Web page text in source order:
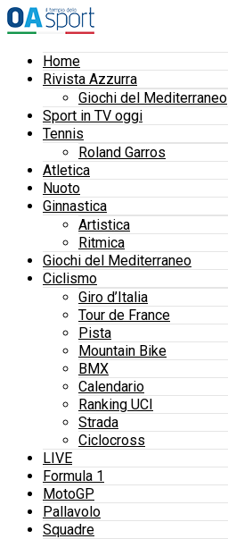
Home
Rivista Azzurra
Giochi del Mediterraneo
Sport in TV oggi
Tennis
Roland Garros
Atletica
Nuoto
Ginnastica
Artistica
Ritmica
Giochi del Mediterraneo
Ciclismo
Giro d’Italia
Tour de France
Pista
Mountain Bike
BMX
Calendario
Ranking UCI
Strada
Ciclocross
LIVE
Formula 1
MotoGP
Pallavolo
Squadre